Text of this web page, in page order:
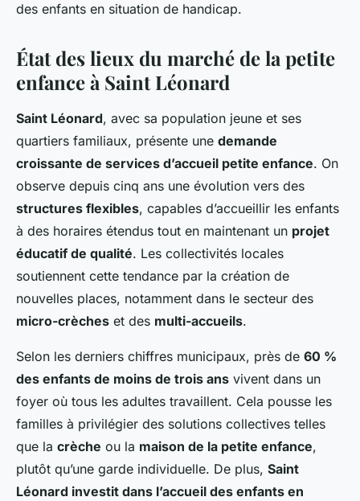
des enfants en situation de handicap.
État des lieux du marché de la petite
enfance à Saint Léonard
Saint Léonard, avec sa population jeune et ses
quartiers familiaux, présente une demande
croissante de services d’accueil petite enfance. On
observe depuis cinq ans une évolution vers des
structures flexibles, capables d’accueillir les enfants
à des horaires étendus tout en maintenant un projet
éducatif de qualité. Les collectivités locales
soutiennent cette tendance par la création de
nouvelles places, notamment dans le secteur des
micro-crèches et des multi-accueils.
Selon les derniers chiffres municipaux, près de 60 %
des enfants de moins de trois ans vivent dans un
foyer où tous les adultes travaillent. Cela pousse les
familles à privilégier des solutions collectives telles
que la crèche ou la maison de la petite enfance,
plutôt qu’une garde individuelle. De plus, Saint
Léonard investit dans l’accueil des enfants en